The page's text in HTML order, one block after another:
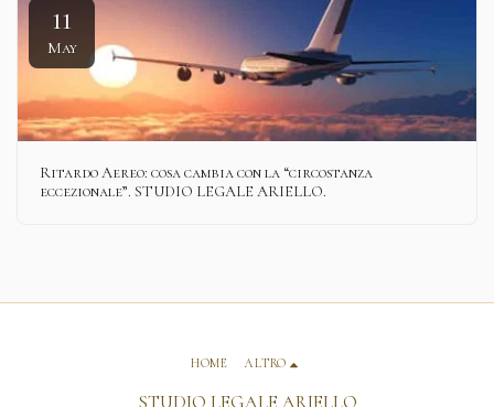
11
May
Ritardo Aereo: cosa cambia con la “circostanza
eccezionale”. STUDIO LEGALE ARIELLO.
HOME ALTRO